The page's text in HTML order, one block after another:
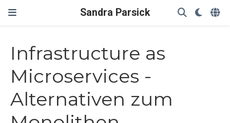
Sandra Parsick
Infrastructure as
Microservices -
Alternativen zum